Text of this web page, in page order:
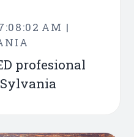
AM |
profesional